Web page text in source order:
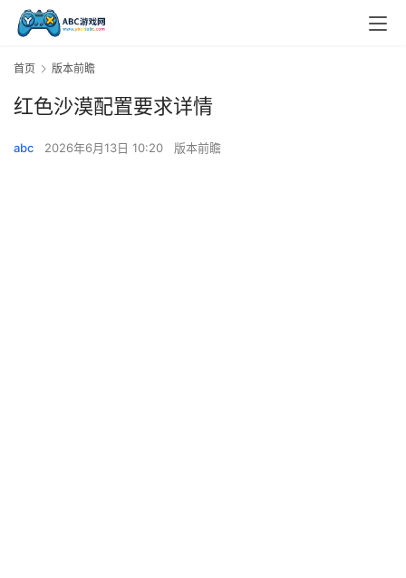
首页 版本前瞻
红色沙漠配置要求详情
abc 2026年6月13日 10:20 版本前瞻